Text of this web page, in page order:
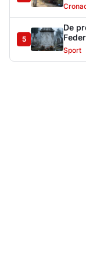
5
De
Sport